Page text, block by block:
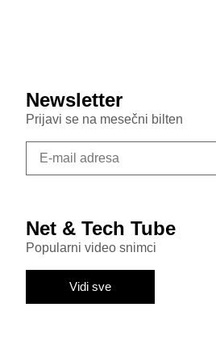
Newsletter
Prijavi se na mesečni bilten
Net & Tech Tube
Popularni video snimci
Vidi sve